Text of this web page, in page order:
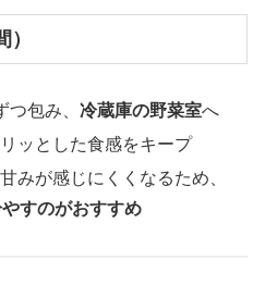
つ包み、冷蔵庫の野菜室へ
ッとした食感をキープ
みが感じにくくなるため、
すのがおすすめ